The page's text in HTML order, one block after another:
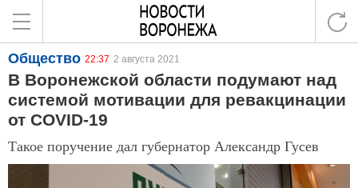
Общество 22:37 2 августа 2021
В Воронежской области подумают над
системой мотивации для ревакцинации
от COVID-19
Такое поручение дал губернатор Александр Гусев